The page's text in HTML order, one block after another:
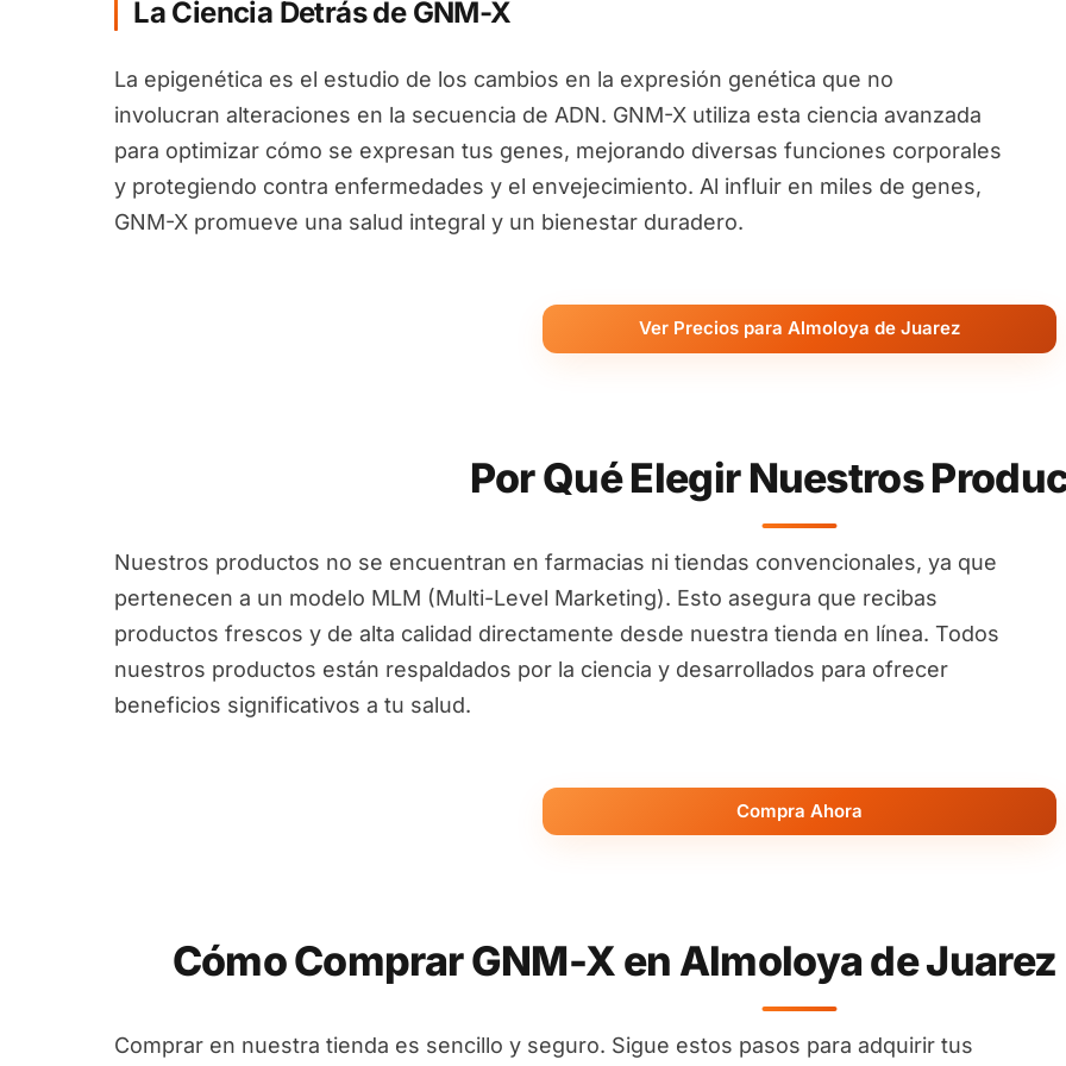
La Ciencia Detrás de GNM-X
La epigenética es el estudio de los cambios en la expresión genética que no
involucran alteraciones en la secuencia de ADN. GNM-X utiliza esta ciencia avanzada
para optimizar cómo se expresan tus genes, mejorando diversas funciones corporales
y protegiendo contra enfermedades y el envejecimiento. Al influir en miles de genes,
GNM-X promueve una salud integral y un bienestar duradero.
Ver Precios para Almoloya de Juarez
Por Qué Elegir Nuestros
Nuestros productos no se encuentran en farmacias ni tiendas convencionales, ya que
pertenecen a un modelo MLM (Multi-Level Marketing). Esto asegura que recibas
productos frescos y de alta calidad directamente desde nuestra tienda en línea. Todos
nuestros productos están respaldados por la ciencia y desarrollados para ofrecer
beneficios significativos a tu salud.
Compra Ahora
Cómo Comprar GNM-X en Almoloya de
Comprar en nuestra tienda es sencillo y seguro. Sigue estos pasos para adquirir tus